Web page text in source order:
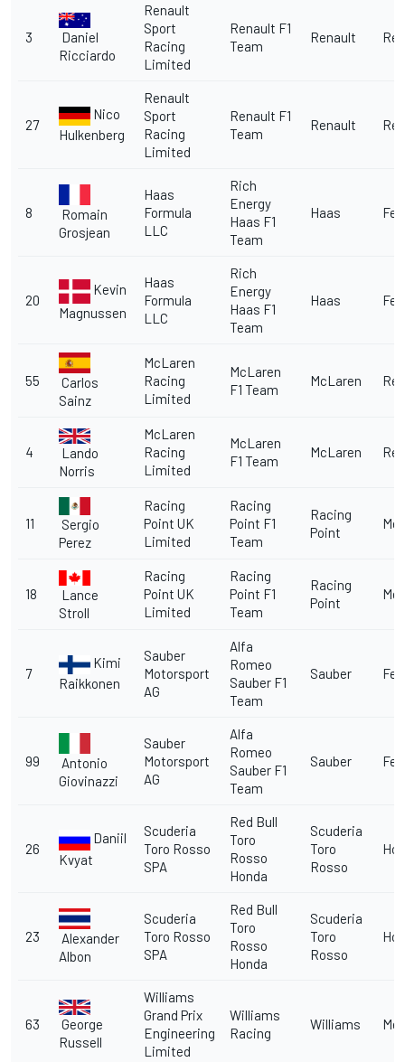
3
Daniel
Ricciardo
Renault
Sport
Racing
Limited
Renault F1
Team
Renault
27
Nico
Hulkenberg
Renault
Sport
Racing
Limited
Renault F1
Team
Renault
8
Romain
Grosjean
Haas
Formula
LLC
Rich
Energy
Haas F1
Team
Haas
20
Kevin
Magnussen
Haas
Formula
LLC
Rich
Energy
Haas F1
Team
Haas
55
Carlos
Sainz
McLaren
Racing
Limited
McLaren
F1 Team
McLaren
4
Lando
Norris
McLaren
Racing
Limited
McLaren
F1 Team
McLaren
11
Sergio
Perez
Racing
Point UK
Limited
Racing
Point F1
Team
Racing
Point
18
Lance
Stroll
Racing
Point UK
Limited
Racing
Point F1
Team
Racing
Point
7
Kimi
Raikkonen
Sauber
Motorsport
AG
Alfa
Romeo
Sauber F1
Team
Sauber
99
Antonio
Giovinazzi
Sauber
Motorsport
AG
Alfa
Romeo
Sauber F1
Team
Sauber
26
Daniil
Kvyat
Scuderia
Toro Rosso
SPA
Red Bull
Toro
Rosso
Honda
Scuderia
Toro
Rosso
23
Alexander
Albon
Scuderia
Toro Rosso
SPA
Red Bull
Toro
Rosso
Honda
Scuderia
Toro
Rosso
63
George
Russell
Williams
Grand Prix
Engineering
Limited
Williams
Racing
Williams